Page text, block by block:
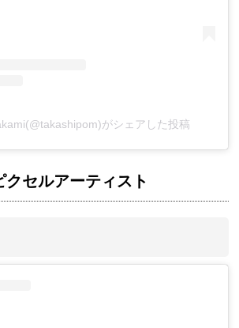
がシェアした投稿
クセルアーティスト